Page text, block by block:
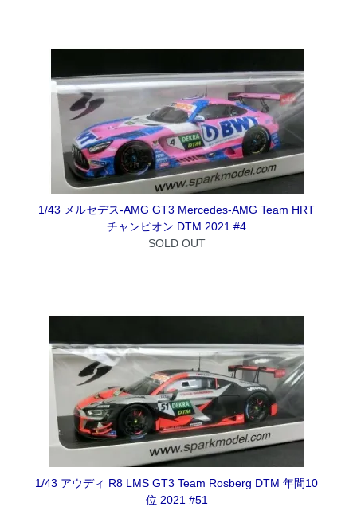
1/43 メルセデス-AMG GT3 Mercedes-AMG Team HRT
チャンピオン DTM 2021 #4
SOLD OUT
1/43 アウディ R8 LMS GT3 Team Rosberg DTM 年間10
位 2021 #51